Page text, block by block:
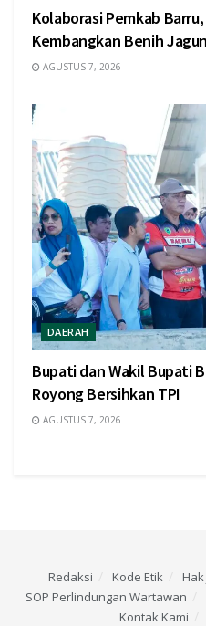
Kolaborasi Pemkab
Kembangkan Benih
AGUSTUS 7, 2026
DAERAH
Bupati dan Wakil Bupati
Royong Bersihkan TPI
AGUSTUS 7, 2026
Redaksi Kode Etik
SOP Perlindungan Wartawan
Kontak Kami